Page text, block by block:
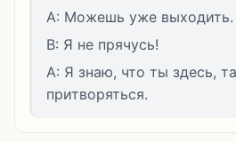
A: Можешь уже выходить.
B: Я не прячусь!
A: Я знаю, что ты здесь,
притворяться.